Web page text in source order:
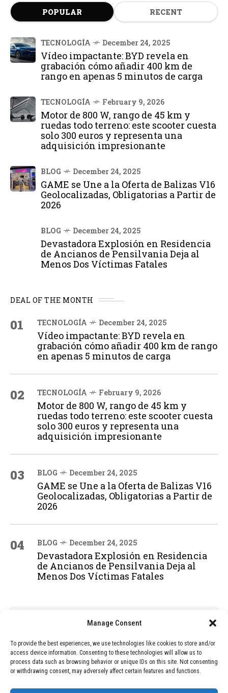
Manage Consent
To provide the best experiences, we use technologies like cookies to store and/or
access device information. Consenting to these technologies will allow us to
process data such as browsing behavior or unique IDs on this site. Not consenting
or withdrawing consent, may adversely affect certain features and functions.
POPULAR RECENT
TECNOLOGÍA December 24, 2025
Vídeo impactante: BYD revela en
grabación cómo añadir 400 km de
rango en apenas 5 minutos de carga
TECNOLOGÍA February 9, 2026
Motor de 800 W, rango de 45 km y
ruedas todo terreno: este scooter cuesta
solo 300 euros y representa una
adquisición impresionante
BLOG December 24, 2025
GAME se Une a la Oferta de Balizas V16
Geolocalizadas, Obligatorias a Partir de
2026
BLOG December 24, 2025
Devastadora Explosión en Residencia
de Ancianos de Pensilvania Deja al
Menos Dos Víctimas Fatales
DEAL OF THE MONTH
01 TECNOLOGÍA December 24, 2025
Vídeo impactante: BYD revela en
grabación cómo añadir 400 km de rango
en apenas 5 minutos de carga
02 TECNOLOGÍA February 9, 2026
Motor de 800 W, rango de 45 km y
ruedas todo terreno: este scooter cuesta
solo 300 euros y representa una
adquisición impresionante
03 BLOG December 24, 2025
GAME se Une a la Oferta de Balizas V16
Geolocalizadas, Obligatorias a Partir de
2026
04 BLOG December 24, 2025
Devastadora Explosión en Residencia
de Ancianos de Pensilvania Deja al
Menos Dos Víctimas Fatales